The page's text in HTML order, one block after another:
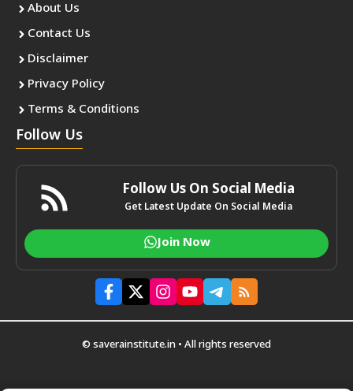
About Us
Contact Us
Disclaimer
Privacy Policy
Terms & Conditions
Follow Us
Follow Us On Social Media
Get Latest Update On Social Media
Join Now
© saverainstitute.in • All rights reserved